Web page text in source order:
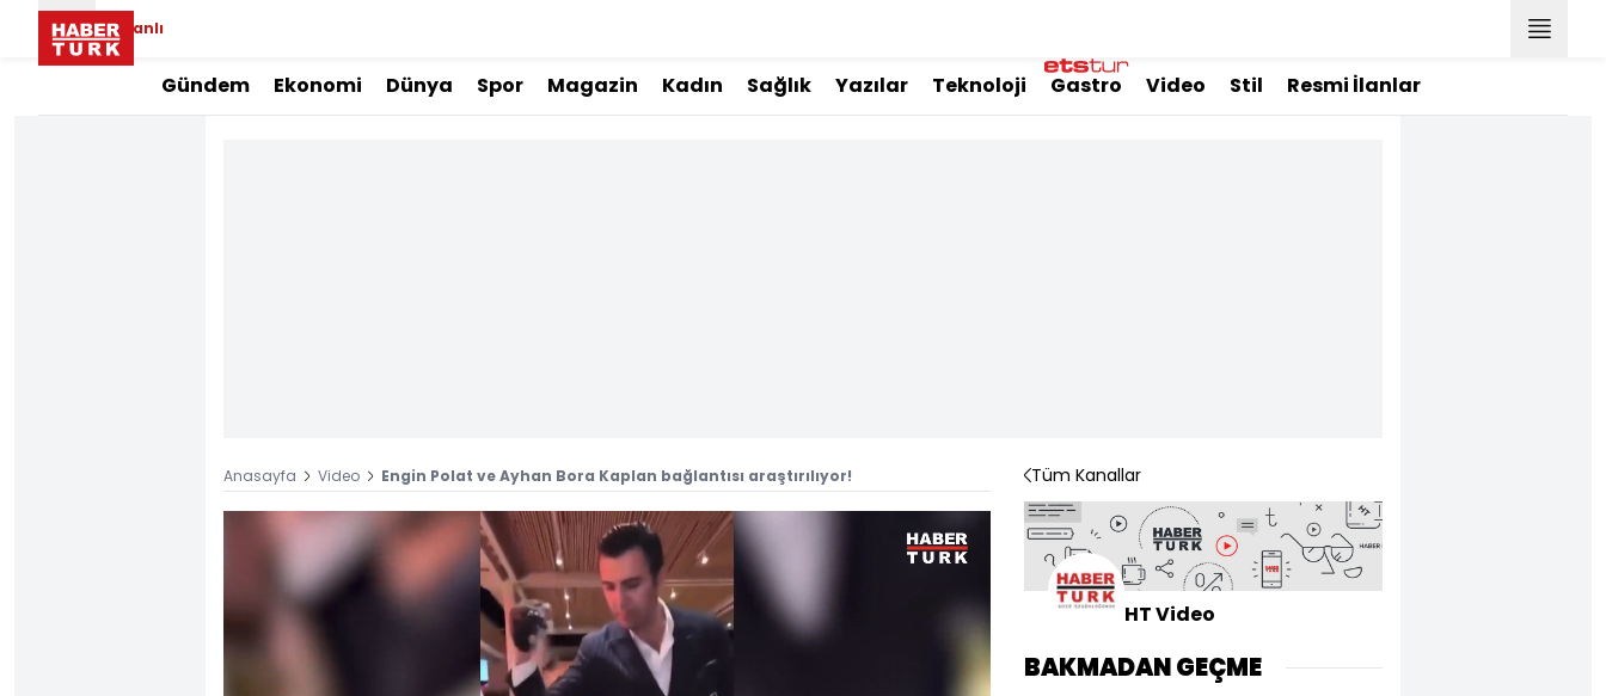
Canlı
Gündem Ekonomi Dünya Spor Magazin Kadın Sağlık Yazılar Teknoloji Gastro Video Stil Resmi İlanlar
Anasayfa Video Engin Polat ve Ayhan Bora Kaplan bağlantısı araştırılıyor! Tüm Kanallar
HT Video
BAKMADAN GEÇME